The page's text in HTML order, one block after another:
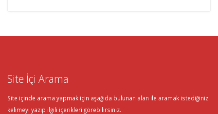
Site İçi Arama
Site içinde arama yapmak için aşağıda bulunan alan ile aramak istediğiniz
kelimeyi yazıp ilgili içerikleri görebilirsiniz.